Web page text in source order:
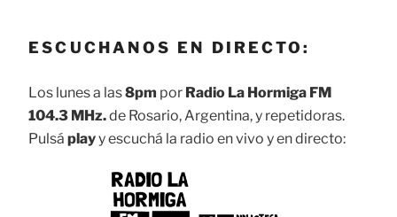
ESCUCHANOS EN DIRECTO:
Los lunes a las8pm por Radio La Hormiga FM
104.3 MHz.de Rosario, Argentina, y repetidoras.
Pulsá playy escuchá la radio en vivo y en directo: